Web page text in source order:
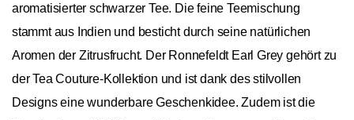
aromatisierter schwarzer Tee. Die feine Teemischung
stammt aus Indien und besticht durch seine natürlichen
Aromen der Zitrusfrucht. Der Ronnefeldt Earl Grey gehört zu
der Tea Couture-Kollektion und ist dank des stilvollen
Designs eine wunderbare Geschenkidee. Zudem ist die